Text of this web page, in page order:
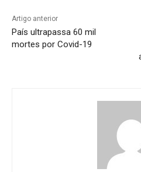
Artigo anterior
País ultrapassa 60 mil
mortes por Covid-19